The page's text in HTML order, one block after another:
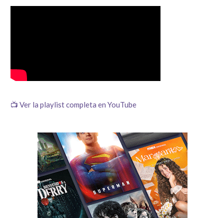
📺 Ver la playlist completa en YouTube